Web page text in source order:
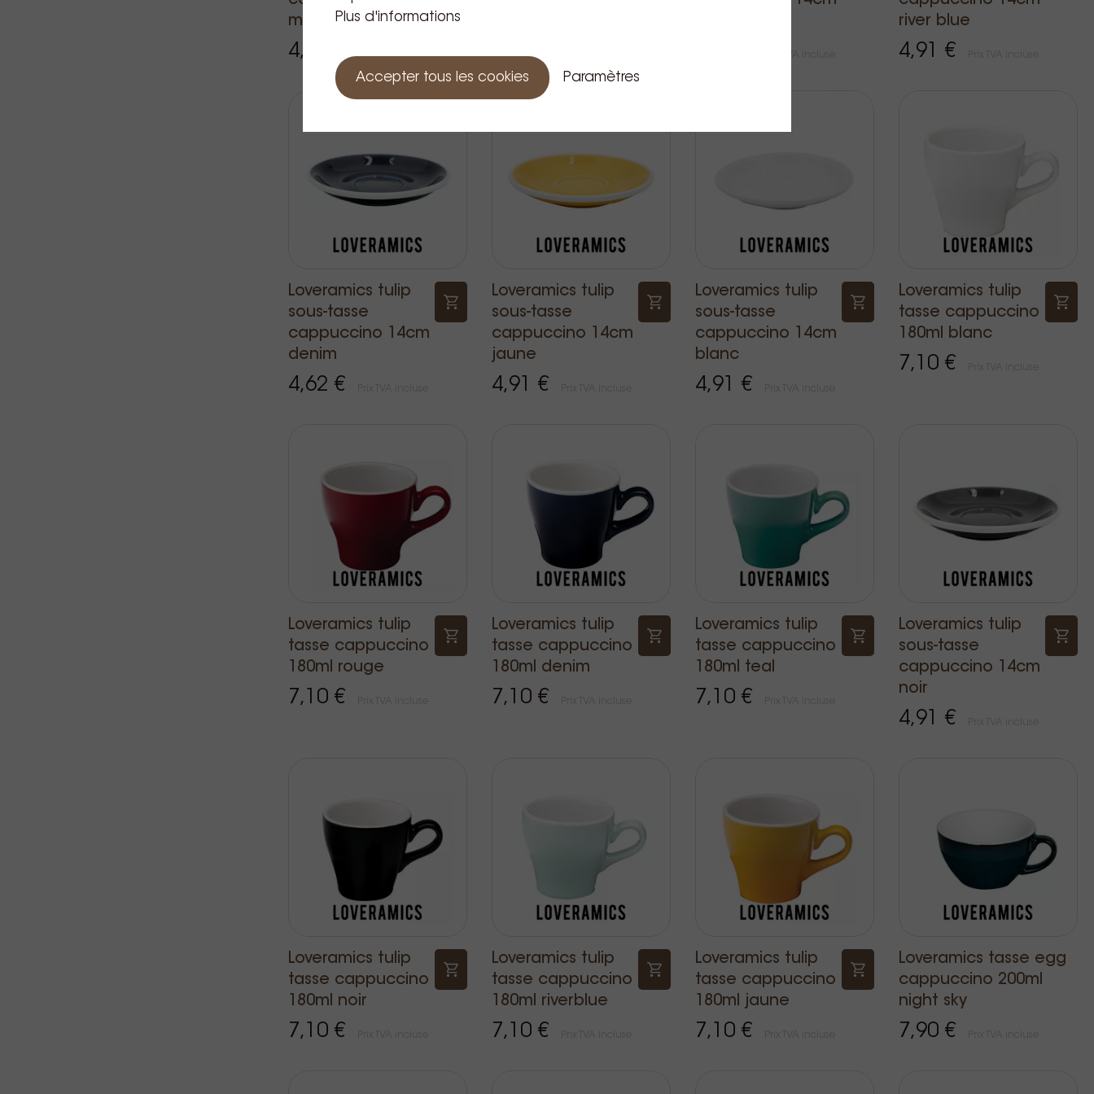
mint
4,91 € Prix TVA incluse 4,49 €
river blue
4,91 €
Loveramics tulip
sous-tasse
cappuccino 14cm
denim
4,62 €
Loveramics tulip
sous-tasse
cappuccino 14cm
jaune
4,91 €
Loveramics tulip
sous-tasse
cappuccino 14cm
blanc
4,91 €
Loveramics tulip
tasse cappuccino
180ml blanc
7,10 €
Loveramics tulip
tasse cappuccino
180ml rouge
7,10 €
Loveramics tulip
tasse cappuccino
180ml denim
7,10 €
Loveramics tulip
tasse cappuccino
180ml teal
7,10 €
Loveramics tulip
sous-tasse
cappuccino 14cm
noir
4,91 €
Loveramics tulip
tasse cappuccino
180ml noir
7,10 €
Loveramics tulip
tasse cappuccino
180ml riverblue
7,10 €
Loveramics tulip
tasse cappuccino
180ml jaune
7,10 €
Loveramics tasse egg
cappuccino 200ml
night sky
7,90 €
Plus d'informations
Accepter tous les cookies Paramètres